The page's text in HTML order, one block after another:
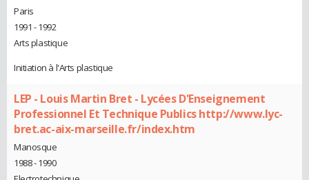
Paris
1991 - 1992
Arts plastique
Initiation à l'Arts plastique
LEP - Louis Martin Bret - Lycées D'Enseignement
Professionnel Et Technique Publics http://www.lyc-
bret.ac-aix-marseille.fr/index.htm
Manosque
1988 - 1990